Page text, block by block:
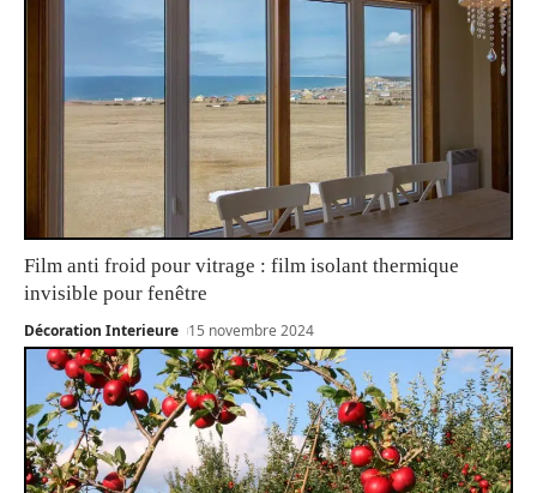
Film anti froid pour vitrage : film isolant thermique
invisible pour fenêtre
Décoration Interieure 15 novembre 2024